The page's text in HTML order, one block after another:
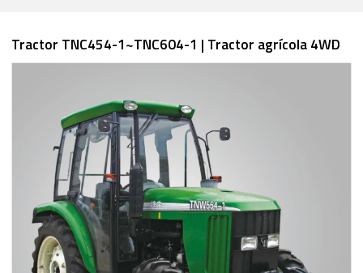
Tractor TNC454-1~TNC604-1 | Tractor agrícola 4WD